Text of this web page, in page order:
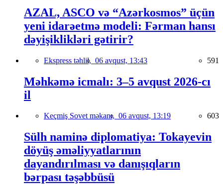
AZAL, ASCO və “Azərkosmos” üçün
yeni idarəetmə modeli: Fərman hansı
dəyişiklikləri gətirir?
Ekspress təhlil, 06 avqust, 13:43 591
Məhkəmə icmalı: 3–5 avqust 2026-cı
il
Keçmiş Sovet məkanı, 06 avqust, 13:19 603
Sülh naminə diplomatiya: Tokayevin
döyüş əməliyyatlarının
dayandırılması və danışıqların
bərpası təşəbbüsü